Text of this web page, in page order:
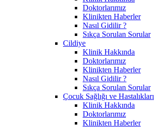
Doktorlarımız
Klinikten Haberler
Nasıl Gidilir ?
Sıkça Sorulan Sorular
Cildiye
Klinik Hakkında
Doktorlarımız
Klinikten Haberler
Nasıl Gidilir ?
Sıkça Sorulan Sorular
Çocuk Sağlığı ve Hastalıkları
Klinik Hakkında
Doktorlarımız
Klinikten Haberler